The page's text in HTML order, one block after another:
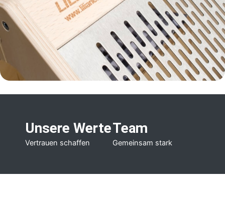
Unsere Werte
Vertrauen schaffen
Team
Gemeinsam stark